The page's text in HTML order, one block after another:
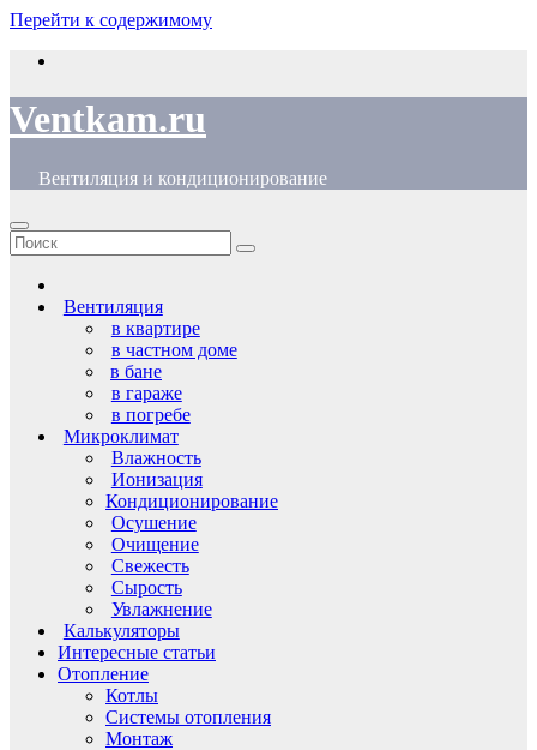
Перейти к содержимому
Ventkam.ru
Вентиляция и кондиционирование
Вентиляция
в квартире
в частном доме
в бане
в гараже
в погребе
Микроклимат
Влажность
Ионизация
Кондиционирование
Осушение
Очищение
Свежесть
Сырость
Увлажнение
Калькуляторы
Интересные статьи
Отопление
Котлы
Системы отопления
Монтаж